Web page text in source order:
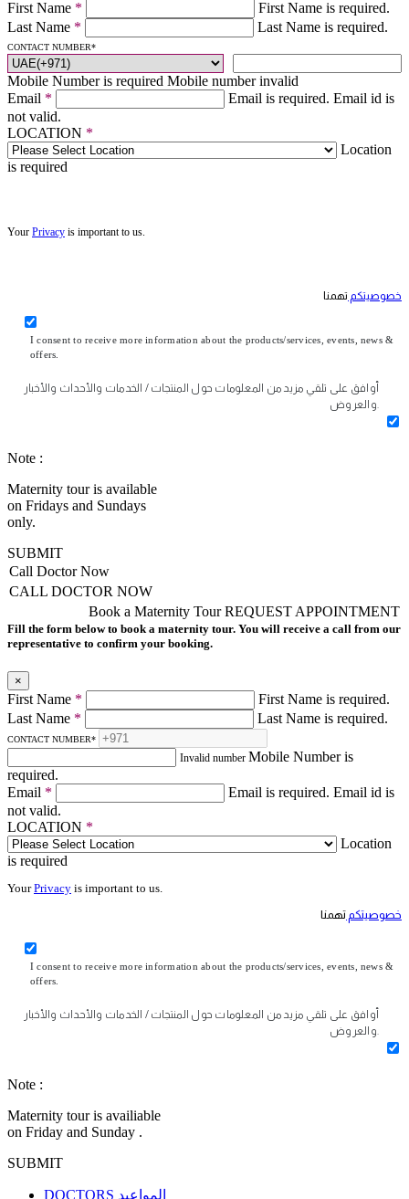
First Name *
First Name is required.
Last Name * Last Name is required.
CONTACT NUMBER*
Mobile Number is required Mobile number invalid
Email * Email is required. Email id is
not valid.
LOCATION *
Location
is required
Your Privacy is important to us.
خصوصيتكم تهمنا
I consent to receive more information about the products/services, events, news &
offers.
أوافق على تلقي مزيد من المعلومات حول المنتجات / الخدمات والأحداث والأخبار
والعروض.
Note :
Maternity tour is available
on Fridays and Sundays
only.
SUBMIT
Call Doctor Now
CALL DOCTOR NOW
REQUEST APPOINTMENT
Book a Maternity Tour
Fill the form below to book a maternity tour. You will receive a call from our
representative to confirm your booking.
×
First Name *
First Name is required.
Last Name * Last Name is required.
CONTACT NUMBER*
Invalid number Mobile Number is
required.
Email * Email is required. Email id is
not valid.
LOCATION *
Location
is required
YourPrivacy is important to us.
خصوصيتكم تهمنا
I consent to receive more information about the products/services, events, news &
offers.
أوافق على تلقي مزيد من المعلومات حول المنتجات / الخدمات والأحداث والأخبار
والعروض.
Note :
Maternity tour is availiable
on Friday and Sunday .
SUBMIT
DOCTORS المواعيد